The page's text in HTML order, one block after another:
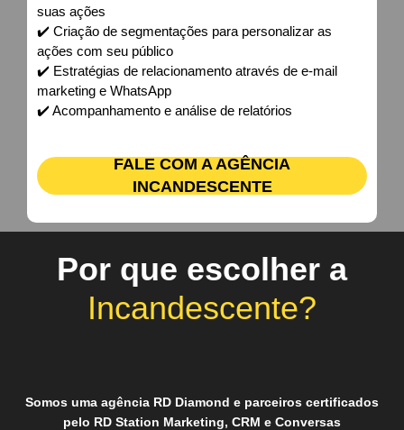
suas ações
✔️ Criação de segmentações para personalizar as
ações com seu público
✔️ Estratégias de relacionamento através de e-mail
marketing e WhatsApp
✔️ Acompanhamento e análise de relatórios
FALE COM A AGÊNCIA
INCANDESCENTE
Por que escolher a
Incandescente?
Somos uma agência RD Diamond e parceiros certificados
pelo RD Station Marketing, CRM e Conversas